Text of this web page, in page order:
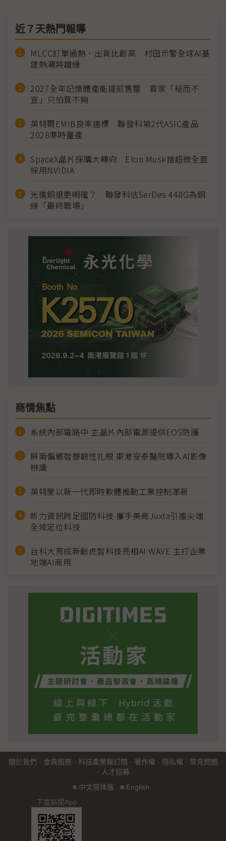
近７天熱門報導
MLCC訂單過熱、出貨比創高 村田示警全球AI基
建熱潮將趨緩
2027全年記憶體產能提前售罄 買家「祕而不
宣」只怕買不夠
英特爾EMIB良率達標 聯發科第2代ASIC產品
2028準時量產
SpaceX晶片採購大轉向 Elon Musk捨超微全面
採用NVIDIA
光進銅退更明確？ 聯發科估SerDes 448G為銅
線「最終戰場」
商情焦點
系統內部電路中 主晶片內部電源提供EOS防護
屏南偏鄉智慧韌性扎根 東港安泰醫院導入AI影像
辨識
英特蒙以新一代即時軟體推動工業控制革新
昕力資訊跨足國防科技 攜手美商Juxta引進尖端
全域定位科技
台科大育成新創虎智科技亮相AI WAVE 主打企業
地端AI商用
關於我們 · 會員服務 · 科技產業報訂閱 · 著作權 · 隱私權 · 常見問題
· 人才招募
■ 中文简体版 ■ English
下載新聞App